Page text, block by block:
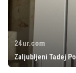
24ur.com
Zaljubljeni Tadej